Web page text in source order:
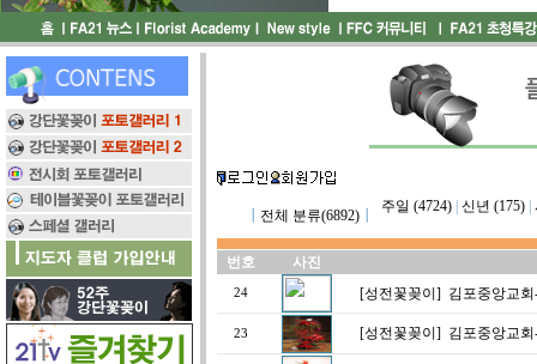
전체 분류(6892)┃
주일 (4724)| 신년 (175)|
번호 사진
24 [성전꽃꽂이] 김포중앙교
23 [성전꽃꽂이] 김포중앙교